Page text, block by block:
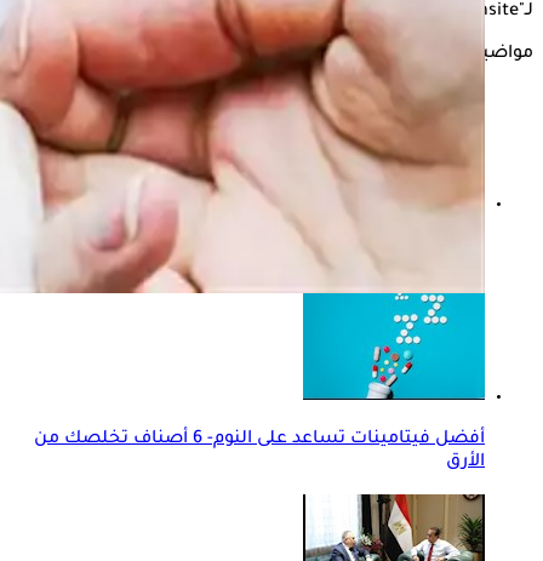
لـ"thehealthsite".
مواضيع ذات صلة
اضطراب النوم عند مرضى السكري.. كيف يمكن علاجه؟
أفضل فيتامينات تساعد على النوم- 6 أصناف تخلصك من
الأرق